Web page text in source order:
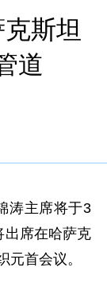
斯坦
道
主席将于3
出席在哈萨克
元首会议。